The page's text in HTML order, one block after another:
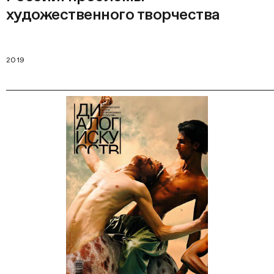
художественного творчества
2019